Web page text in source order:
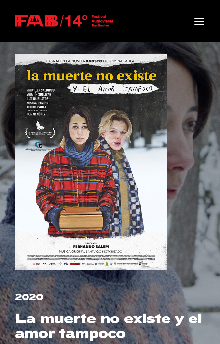
2020
La muerte no existe y el
amor tampoco
Press Enter / Return to begin your search or hit
ESC to close
Username or Email Address
Password
SIGN IN
Remember Me
Lost Your Password?